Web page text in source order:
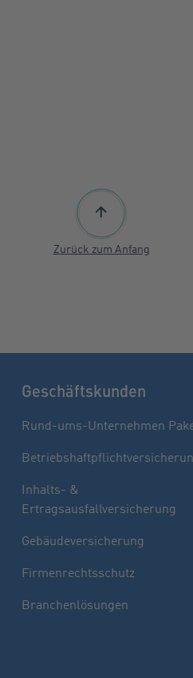
Zurück zum Anfang
Geschäftskunden
Rund-ums-Unternehmen
Inhalts- &
Ertragsausfallversicherung
Gebäudeversicherung
Firmenrechtsschutz
Branchenlösungen